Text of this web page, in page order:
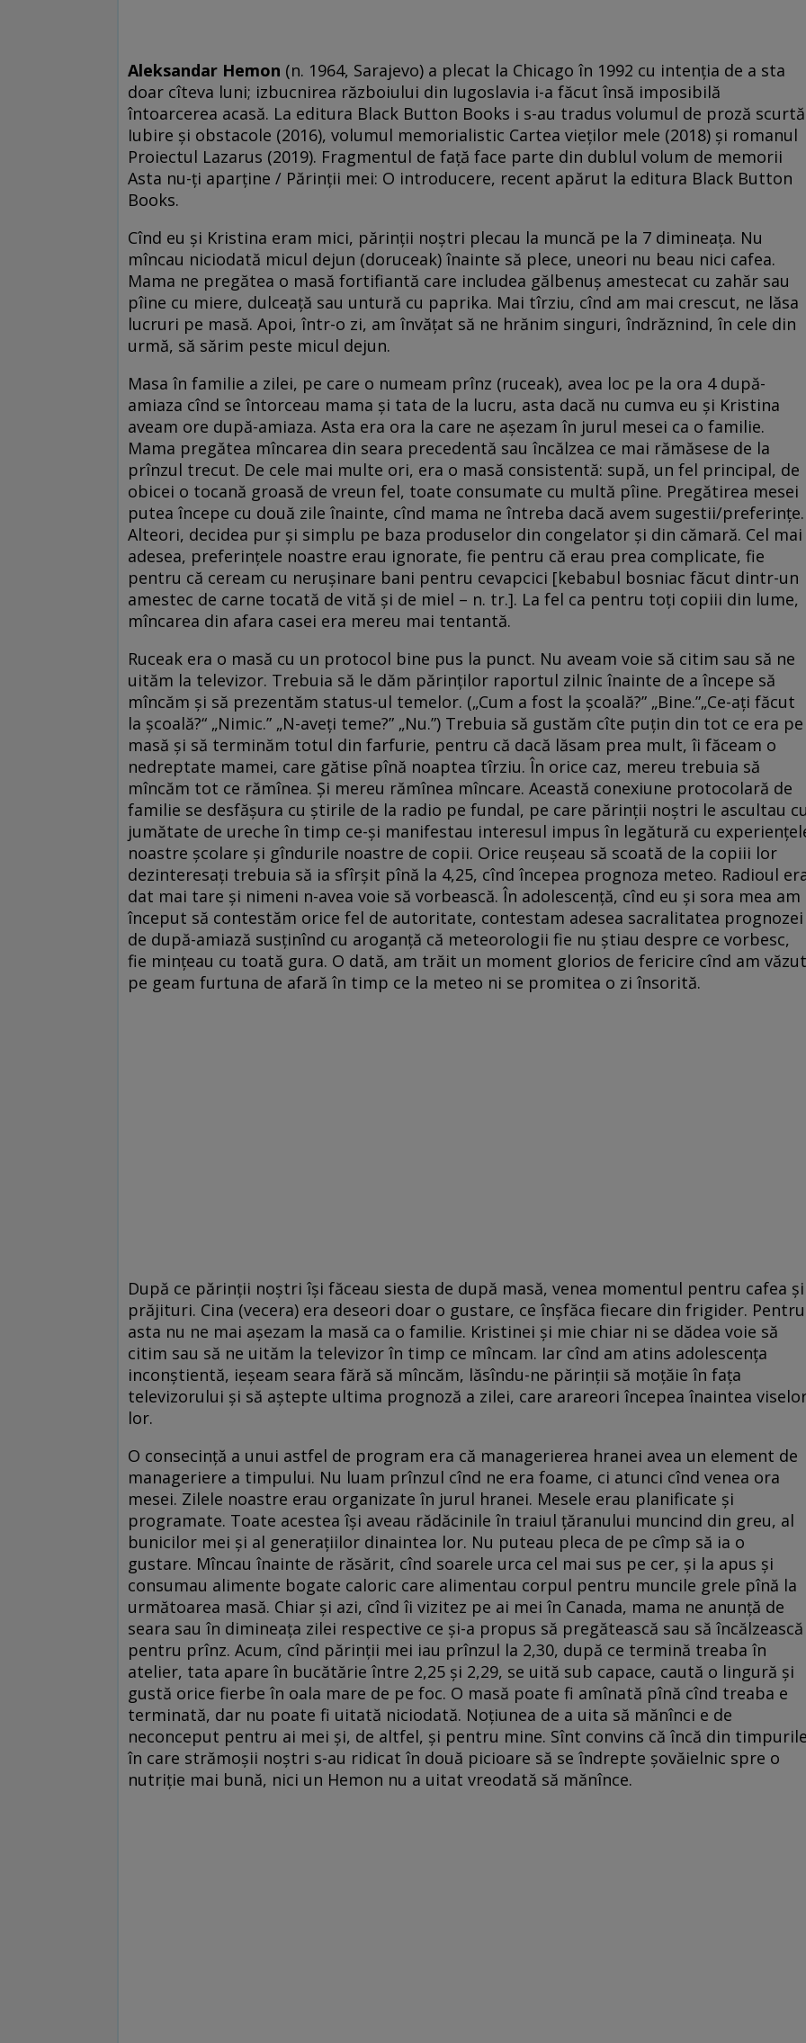
Aleksandar Hemon (n. 1964, Sarajevo) a plecat la Chicago în 1992 cu intenția de a sta
doar cîteva luni; izbucnirea războiului din Iugoslavia i-a făcut însă imposibilă
întoarcerea acasă. La editura Black Button Books i s-au tradus volumul de proză scurtă
Iubire și obstacole (2016), volumul memorialistic Cartea vieților mele (2018) și romanul
Proiectul Lazarus (2019). Fragmentul de față face parte din dublul volum de memorii
Asta nu-ți aparține / Părinții mei: O introducere, recent apărut la editura Black Button
Books.
Cînd eu și Kristina eram mici, părinții noștri plecau la muncă pe la 7 dimineața. Nu
mîncau niciodată micul dejun (doruceak) înainte să plece, uneori nu beau nici cafea.
Mama ne pregătea o masă fortifiantă care includea gălbenuș amestecat cu zahăr sau
pîine cu miere, dulceață sau untură cu paprika. Mai tîrziu, cînd am mai crescut, ne lăsa
lucruri pe masă. Apoi, într-o zi, am învățat să ne hrănim singuri, îndrăznind, în cele din
urmă, să sărim peste micul dejun.
Masa în familie a zilei, pe care o numeam prînz (ruceak), avea loc pe la ora 4 după-
amiaza cînd se întorceau mama și tata de la lucru, asta dacă nu cumva eu și Kristina
aveam ore după-amiaza. Asta era ora la care ne așezam în jurul mesei ca o familie.
Mama pregătea mîncarea din seara precedentă sau încălzea ce mai rămăsese de la
prînzul trecut. De cele mai multe ori, era o masă consistentă: supă, un fel principal, de
obicei o tocană groasă de vreun fel, toate consumate cu multă pîine. Pregătirea mesei
putea începe cu două zile înainte, cînd mama ne întreba dacă avem sugestii/preferințe.
Alteori, decidea pur și simplu pe baza produselor din congelator și din cămară. Cel mai
adesea, preferințele noastre erau ignorate, fie pentru că erau prea complicate, fie
pentru că ceream cu nerușinare bani pentru cevapcici [kebabul bosniac făcut dintr-un
amestec de carne tocată de vită și de miel – n. tr.]. La fel ca pentru toți copiii din lume,
mîncarea din afara casei era mereu mai tentantă.
Ruceak era o masă cu un protocol bine pus la punct. Nu aveam voie să citim sau să ne
uităm la televizor. Trebuia să le dăm părinților raportul zilnic înainte de a începe să
mîncăm și să prezentăm status-ul temelor. („Cum a fost la școală?” „Bine.”„Ce-ați făcut
la școală?“ „Nimic.” „N-aveți teme?” „Nu.”) Trebuia să gustăm cîte puțin din tot ce era pe
masă și să terminăm totul din farfurie, pentru că dacă lăsam prea mult, îi făceam o
nedreptate mamei, care gătise pînă noaptea tîrziu. În orice caz, mereu trebuia să
mîncăm tot ce rămînea. Și mereu rămînea mîncare. Această conexiune protocolară de
familie se desfășura cu știrile de la radio pe fundal, pe care părinții noștri le ascultau
jumătate de ureche în timp ce-și manifestau interesul impus în legătură cu
noastre școlare și gîndurile noastre de copii. Orice reușeau să scoată de la copiii lor
dezinteresați trebuia să ia sfîrșit pînă la 4,25, cînd începea prognoza meteo. Radioul
dat mai tare și nimeni n-avea voie să vorbească. În adolescență, cînd eu și sora mea am
început să contestăm orice fel de autoritate, contestam adesea sacralitatea prognozei
de după-amiază susținînd cu aroganță că meteorologii fie nu știau despre ce vorbesc,
fie mințeau cu toată gura. O dată, am trăit un moment glorios de fericire cînd am văzut
pe geam furtuna de afară în timp ce la meteo ni se promitea o zi însorită.
După ce părinții noștri își făceau siesta de după masă, venea momentul pentru cafea și
prăjituri. Cina (vecera) era deseori doar o gustare, ce înșfăca fiecare din frigider. Pentru
asta nu ne mai așezam la masă ca o familie. Kristinei și mie chiar ni se dădea voie să
citim sau să ne uităm la televizor în timp ce mîncam. Iar cînd am atins adolescența
inconștientă, ieșeam seara fără să mîncăm, lăsîndu-ne părinții să moțăie în fața
televizorului și să aștepte ultima prognoză a zilei, care arareori începea înaintea
lor.
O consecință a unui astfel de program era că managerierea hranei avea un element de
manageriere a timpului. Nu luam prînzul cînd ne era foame, ci atunci cînd venea ora
mesei. Zilele noastre erau organizate în jurul hranei. Mesele erau planificate și
programate. Toate acestea își aveau rădăcinile în traiul țăranului muncind din greu, al
bunicilor mei și al generațiilor dinaintea lor. Nu puteau pleca de pe cîmp să ia o
gustare. Mîncau înainte de răsărit, cînd soarele urca cel mai sus pe cer, și la apus și
consumau alimente bogate caloric care alimentau corpul pentru muncile grele pînă la
următoarea masă. Chiar și azi, cînd îi vizitez pe ai mei în Canada, mama ne anunță de
seara sau în dimineața zilei respective ce și-a propus să pregătească sau să încălzească
pentru prînz. Acum, cînd părinții mei iau prînzul la 2,30, după ce termină treaba în
atelier, tata apare în bucătărie între 2,25 și 2,29, se uită sub capace, caută o lingură și
gustă orice fierbe în oala mare de pe foc. O masă poate fi amînată pînă cînd treaba e
terminată, dar nu poate fi uitată niciodată. Noțiunea de a uita să mănînci e de
neconceput pentru ai mei și, de altfel, și pentru mine. Sînt convins că încă din
în care strămoșii noștri s-au ridicat în două picioare să se îndrepte șovăielnic spre o
nutriție mai bună, nici un Hemon nu a uitat vreodată să mănînce.